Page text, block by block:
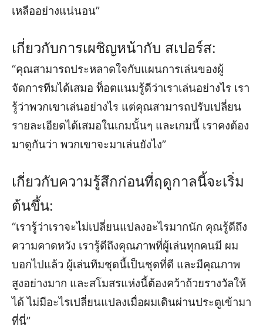
เหลืออย่างแน่นอน”
เกี่ยวกับการเผชิญหน้ากับ สเปอร์ส:
“คุณสามารถประหลาดใจกับแผนการเล่นของผู้
จัดการทีมได้เสมอ ท็อตแนมรู้ดีว่าเราเล่นอย่างไร เรา
รู้ว่าพวกเขาเล่นอย่างไร แต่คุณสามารถปรับเปลี่ยน
รายละเอียดได้เสมอในเกมนั้นๆ และเกมนี้ เราคงต้อง
มาดูกันว่า พวกเขาจะมาเล่นยังไง”
เกี่ยวกับความรู้สึกก่อนที่ฤดูกาลนี้จะเริ่ม
ต้นขึ้น:
“เรารู้ว่าเราจะไม่เปลี่ยนแปลงอะไรมากนัก คุณรู้ดีถึง
ความคาดหวัง เรารู้ดีถึงคุณภาพที่ผู้เล่นทุกคนมี ผม
บอกไปแล้ว ผู้เล่นทีมชุดนี้เป็นชุดที่ดี และมีคุณภาพ
สูงอย่างมาก และสโมสรแห่งนี้ต้องคว้าถ้วยรางวัลให้
ได้ ไม่มีอะไรเปลี่ยนแปลงเมื่อผมเดินผ่านประตูเข้ามา
ที่นี่”